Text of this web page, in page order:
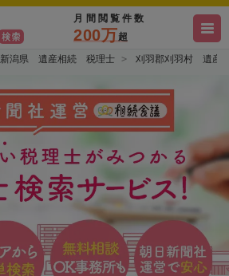
月間閲覧件数
200万超
新潟県 遺産相続 税理士 刈羽郡刈羽村 遺産